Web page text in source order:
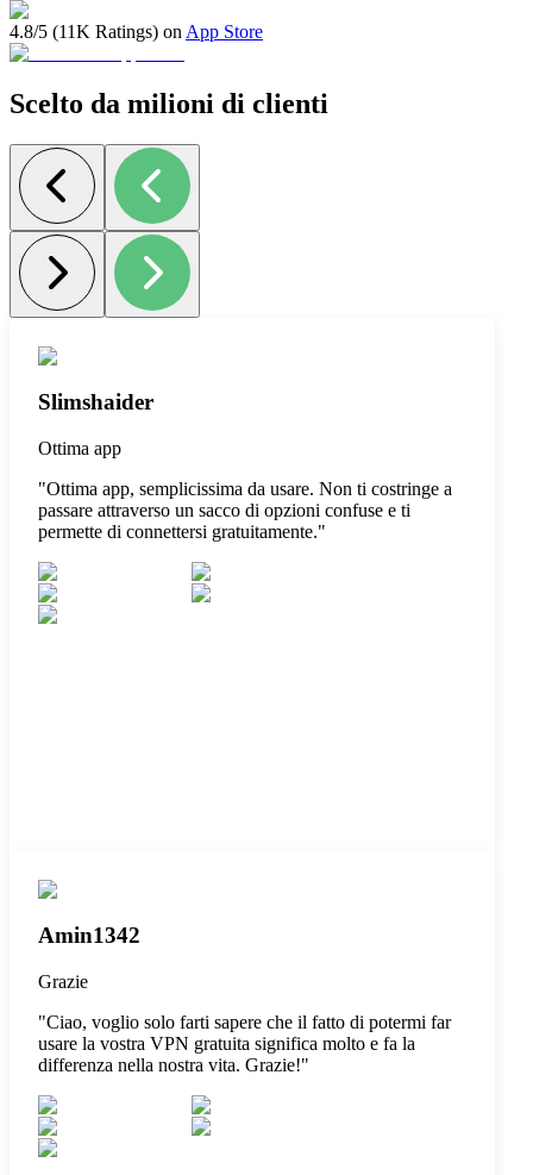
4.8/5 (11K Ratings) on App Store
Scelto da milioni di clienti
Slimshaider
Ottima app
"Ottima app, semplicissima da usare. Non ti costringe a
passare attraverso un sacco di opzioni confuse e ti
permette di connettersi gratuitamente."
Amin1342
Grazie
"Ciao, voglio solo farti sapere che il fatto di potermi far
usare la vostra VPN gratuita significa molto e fa la
differenza nella nostra vita. Grazie!"